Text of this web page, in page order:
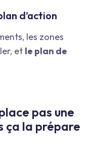
d’action
les zones
et le plan de
pas une
ça la prépare